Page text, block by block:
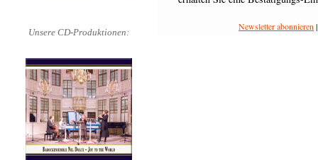
Unsere CD-Produktionen:
Newsletter abonnieren